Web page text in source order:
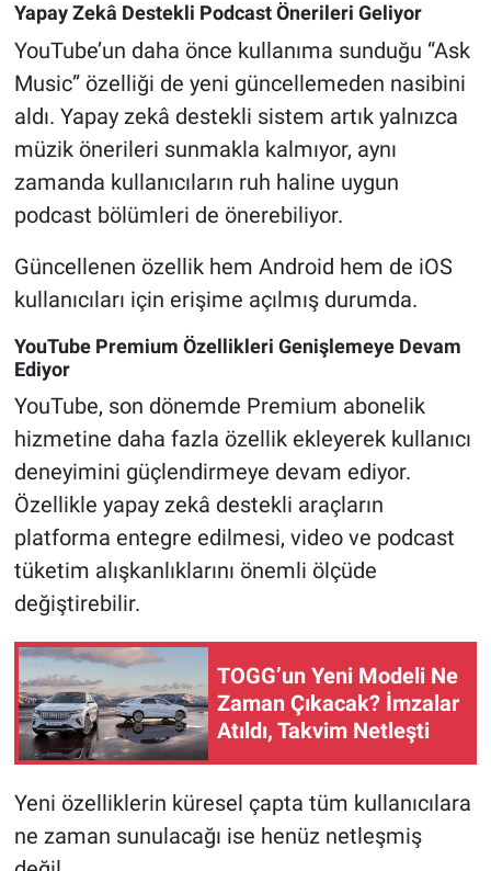
Yapay Zekâ Destekli Podcast Önerileri Geliyor
YouTube’un daha önce kullanıma sunduğu “Ask
Music” özelliği de yeni güncellemeden nasibini
aldı. Yapay zekâ destekli sistem artık yalnızca
müzik önerileri sunmakla kalmıyor, aynı
zamanda kullanıcıların ruh haline uygun
podcast bölümleri de önerebiliyor.
Güncellenen özellik hem Android hem de iOS
kullanıcıları için erişime açılmış durumda.
YouTube Premium Özellikleri Genişlemeye Devam
Ediyor
YouTube, son dönemde Premium abonelik
hizmetine daha fazla özellik ekleyerek kullanıcı
deneyimini güçlendirmeye devam ediyor.
Özellikle yapay zekâ destekli araçların
platforma entegre edilmesi, video ve podcast
tüketim alışkanlıklarını önemli ölçüde
değiştirebilir.
TOGG’un Yeni Modeli Ne
Zaman Çıkacak? İmzalar
Atıldı, Takvim Netleşti
Yeni özelliklerin küresel çapta tüm kullanıcılara
ne zaman sunulacağı ise henüz netleşmiş